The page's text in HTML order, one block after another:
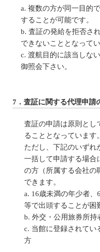
複数の方が同一目的
することが可能です。
査証の発給を拒否さ
できないこととなってい
渡航目的に該当しな
御照会下さい。
7．査証に関する代理申請
査証の申請は原則とし
ることとなっています。
ただし、下記のいずれ
一括して申請する場合
の方（所属する会社の
できます。
16歳未満の年少者
等で出頭することが困
外交・公用旅券所持
当館に登録されてい
方